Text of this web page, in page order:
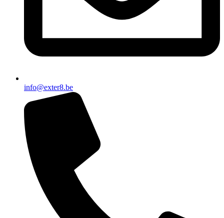
info@exter8.be